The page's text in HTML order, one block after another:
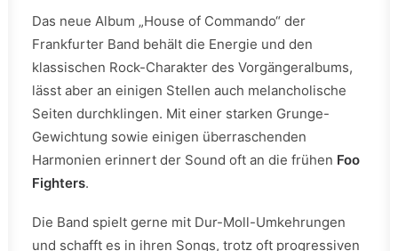
Das neue Album „House of Commando“ der
Frankfurter Band behält die Energie und den
klassischen Rock-Charakter des Vorgängeralbums,
lässt aber an einigen Stellen auch melancholische
Seiten durchklingen. Mit einer starken Grunge-
Gewichtung sowie einigen überraschenden
Harmonien erinnert der Sound oft an die frühen Foo
Fighters.
Die Band spielt gerne mit Dur-Moll-Umkehrungen
und schafft es in ihren Songs, trotz oft progressiven